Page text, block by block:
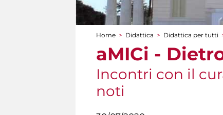
Tu sei qui
Home > Didattica > Didattica per tutti
aMICi -
Incontri con il
noti